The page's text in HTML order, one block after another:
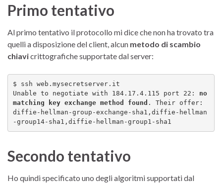
Primo tentativo
Al primo tentativo il protocollo mi dice che non ha trovato tra
quelli a disposizione del client, alcun metodo di scambio
chiavicrittografiche supportate dal server:
$ ssh web.mysecretserver.it
Unable to negotiate with 184.17.4.115 port 22: no
matching key exchange method found . Their offer:
diffie-hellman-group-exchange-sha1,diffie-hellman
-group14-sha1,diffie-hellman-group1-sha1
Secondo tentativo
Ho quindi specificato uno degli algoritmi supportati dal